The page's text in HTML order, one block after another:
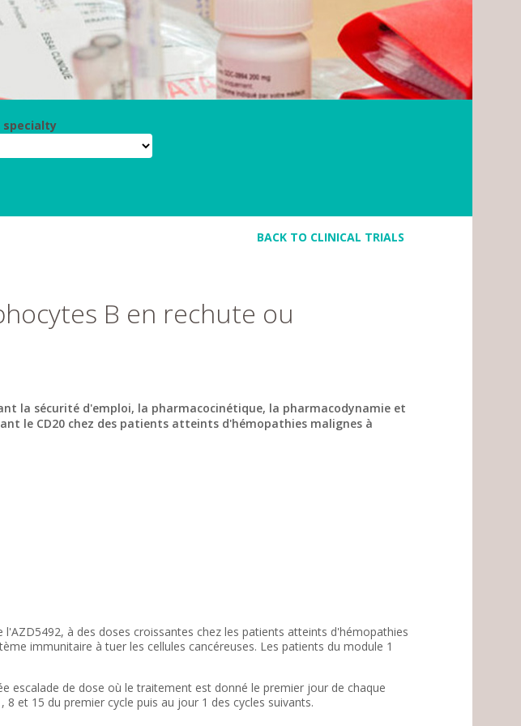
specialty
BACK TO CLINICAL TRIALS
B en rechute ou
la sécurité d'emploi, la pharmacocinétique, la pharmacodynamie et
le CD20 chez des patients atteints d'hémopathies malignes à
à des doses croissantes chez les patients atteints d'hémopathies
immunitaire à tuer les cellules cancéreuses. Les patients du module 1
escalade de dose où le traitement est donné le premier jour de chaque
et 15 du premier cycle puis au jour 1 des cycles suivants.